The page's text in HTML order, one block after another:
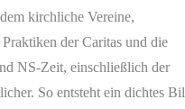
kirchliche Vereine,
der Caritas und die
NS-Zeit, einschließlich der
So entsteht ein dichtes